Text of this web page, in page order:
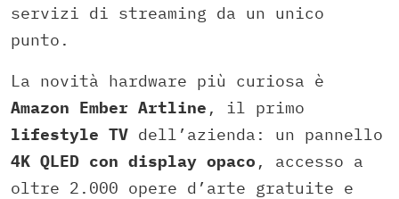
servizi di streaming da un unico
punto.
La novità hardware più curiosa è
Amazon Ember Artline , il primo
lifestyle TV dell’azienda: un pannello
4K QLED con display opaco , accesso a
oltre 2.000 opere d’arte gratuite e